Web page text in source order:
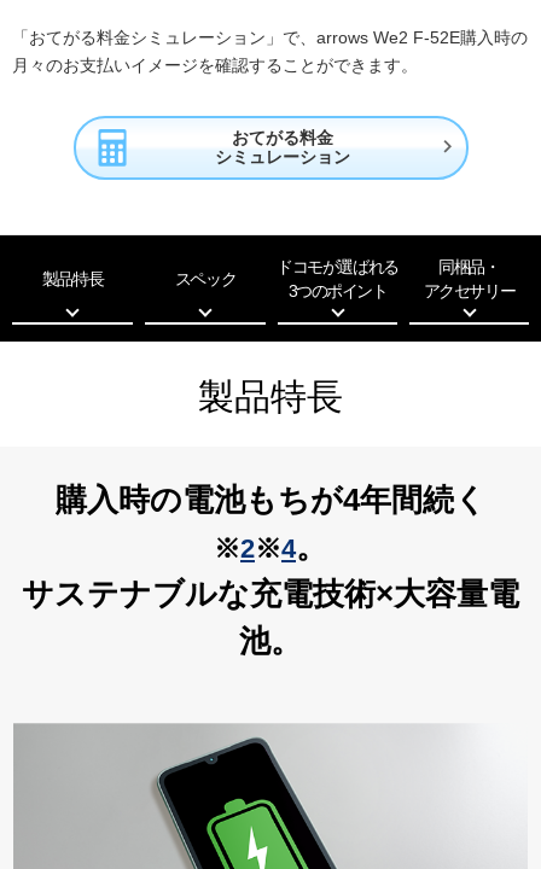
「おてがる料金シミュレーション」で、arrows We2 F-52E購入時の
月々のお支払いイメージを確認することができます。
おてがる料金
シミュレーション

製品特長 スペック
ドコモが選ばれる
3つのポイント
同梱品・
アクセサリー
製品特長
購入時の電池もちが4年間続く
※2※4。
サステナブルな充電技術×大容量電
池。